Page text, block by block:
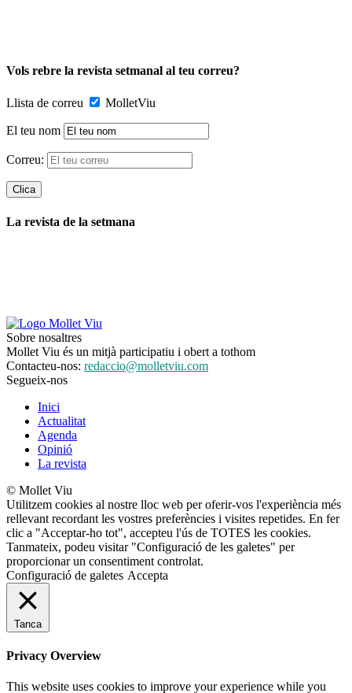
Vols rebre la revista setmanal al teu correu?
Llista de correu MolletViu
El teu nom
Correu:
La revista de la setmana
Sobre nosaltres
Mollet Viu és un mitjà participatiu i obert a tothom
Contacteu-nos: redaccio@molletviu.com
Segueix-nos
Inici
Actualitat
Agenda
Opinió
La revista
© Mollet Viu
Utilitzem cookies al nostre lloc web per oferir-vos l'experiència més
rellevant recordant les vostres preferències i visites repetides. En fer
clic a "Acceptar-ho tot", accepteu l'ús de TOTES les cookies.
Tanmateix, podeu visitar "Configuració de les galetes" per
proporcionar un consentiment controlat.
Configuració de galetes Accepta
Tanca
Privacy Overview
This website uses cookies to improve your experience while you